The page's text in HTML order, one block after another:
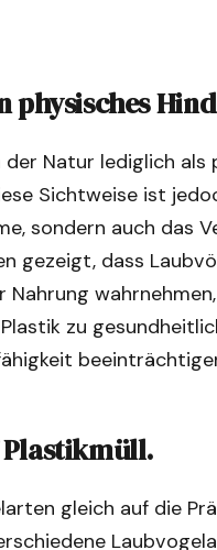
Natur lediglich als
Sichtweise ist
sondern auch das
gezeigt, dass
zu
Plastikmüll.
gleich auf die